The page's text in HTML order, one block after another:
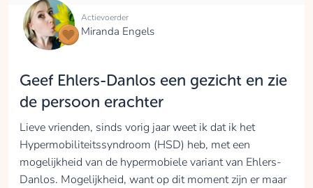
Actievoerder
Miranda Engels
Geef Ehlers-Danlos een gezicht en zie
de persoon erachter
Lieve vrienden, sinds vorig jaar weet ik dat ik het
Hypermobiliteitssyndroom (HSD) heb, met een
mogelijkheid van de hypermobiele variant van Ehlers-
Danlos. Mogelijkheid, want op dit moment zijn er maar